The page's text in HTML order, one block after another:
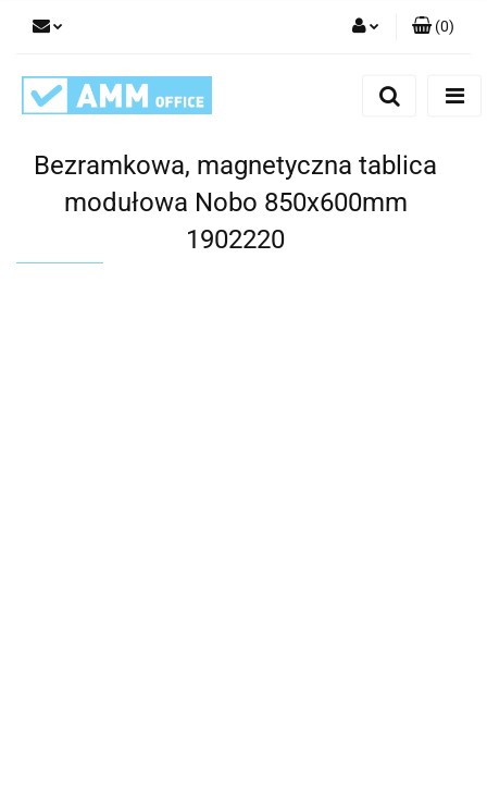
(0)
Bezramkowa, magnetyczna tablica
modułowa Nobo 850x600mm
1902220